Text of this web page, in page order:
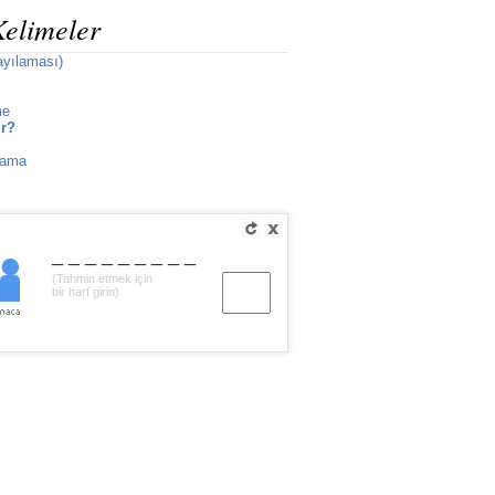
(Tahmin etmek için
bir harf girin)